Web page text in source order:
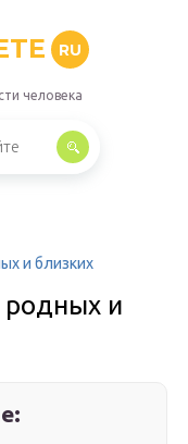
RU
человека
и близких
и